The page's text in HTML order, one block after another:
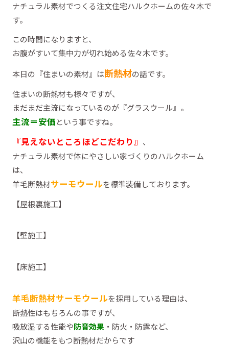
ナチュラル素材でつくる注文住宅ハルクホームの佐々木で
す。
この時間になりますと、
お腹がすいて集中力が切れ始める佐々木です。
本日の『住まいの素材』は断熱材の話です。
住まいの断熱材も様々ですが、
まだまだ主流になっているのが『グラスウール』。
主流＝安価という事ですね。
『見えないところほどこだわり』 、
ナチュラル素材で体にやさしい家づくりのハルクホーム
は、
羊毛断熱材サーモウールを標準装備しております。
【屋根裏施工】
【壁施工】
【床施工】
羊毛断熱材サーモウールを採用している理由は、
断熱性はもちろんの事ですが、
吸放湿する性能や防音効果 ・防火・防露など、
沢山の機能をもつ断熱材だからです